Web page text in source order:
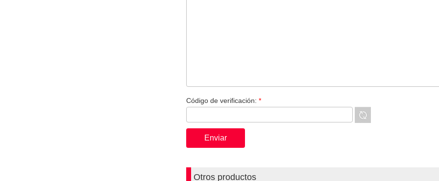
Código de verificación: *
Otros productos